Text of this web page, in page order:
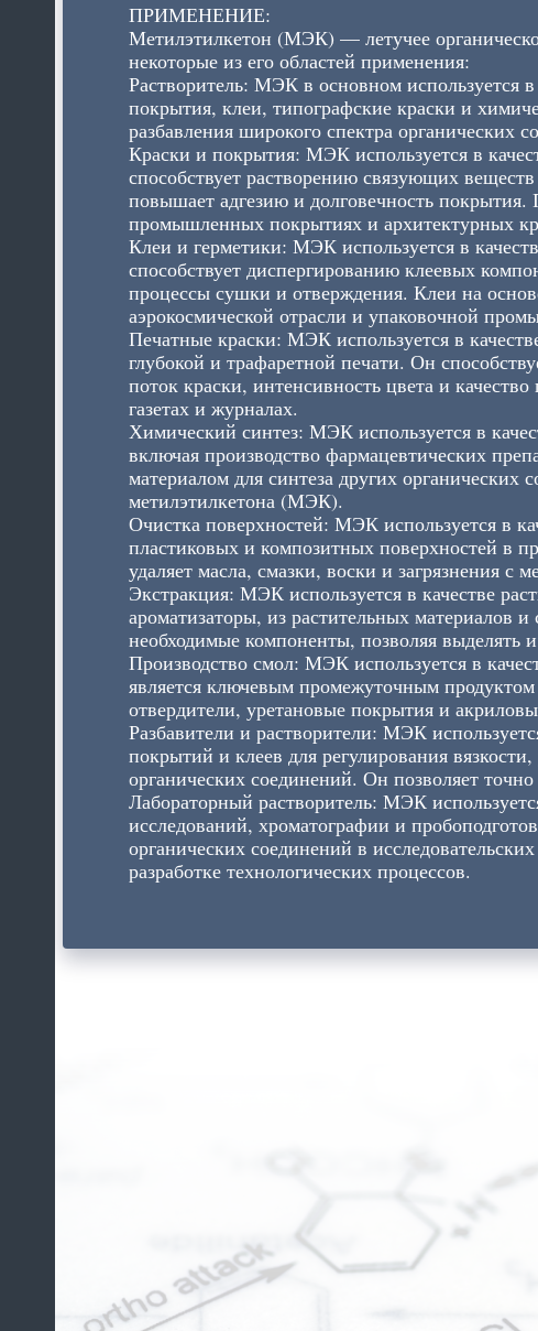
ПРИМЕНЕНИЕ:
Метилэтилкетон (МЭК) — летучее
некоторые из его областей применения:
Растворитель: МЭК в основном используется
покрытия, клеи, типографские краски и
разбавления широкого спектра органических
Краски и покрытия: МЭК используется в
способствует растворению связующих
повышает адгезию и долговечность
промышленных покрытиях и архитектурных
Клеи и герметики: МЭК используется в
способствует диспергированию клеевых
процессы сушки и отверждения. Клеи на
аэрокосмической отрасли и упаковочной
Печатные краски: МЭК используется в
глубокой и трафаретной печати. ​​Он
поток краски, интенсивность цвета и
газетах и ​​журналах.
Химический синтез: МЭК используется в
включая производство фармацевтических
материалом для синтеза других
метилэтилкетона (МЭК).
Очистка поверхностей: МЭК используется в
пластиковых и композитных поверхностей в
удаляет масла, смазки, воски и загрязнения с
Экстракция: МЭК используется в качестве
ароматизаторы, из растительных материалов
необходимые компоненты, позволяя выделять
Производство смол: МЭК используется в
является ключевым промежуточным
отвердители, уретановые покрытия и
Разбавители и растворители: МЭК
покрытий и клеев для регулирования
органических соединений. Он позволяет
Лабораторный растворитель: МЭК
исследований, хроматографии и
органических соединений в
разработке технологических процессов.